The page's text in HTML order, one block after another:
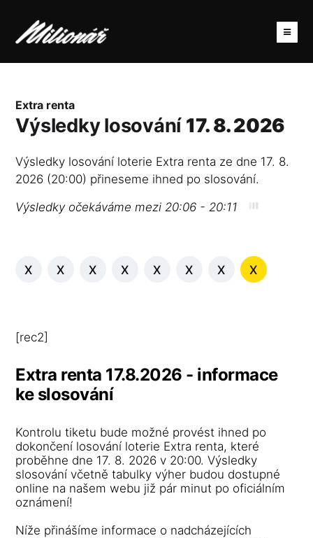
Extra renta
Výsledky losování 17. 8. 2026
Výsledky losování loterie Extra renta ze dne 17. 8.
2026 (20:00) přineseme ihned po slosování.
Výsledky očekáváme mezi 20:06 - 20:11
X X X X X X X X
[rec2]
Extra renta 17.8.2026 - informace
ke slosování
Kontrolu tiketu bude možné provést ihned po
dokončení losování loterie Extra renta, které
proběhne dne 17. 8. 2026 v 20:00. Výsledky
slosování včetně tabulky výher budou dostupné
online na našem webu již pár minut po oficiálním
oznámení!
Níže přinášíme informace o nadcházejících